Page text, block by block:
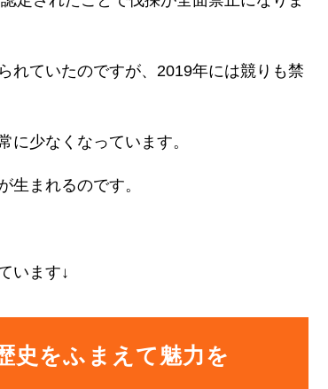
れていたのですが、2019年には競りも禁
に少なくなっています。
生まれるのです。
います↓
史をふまえて魅力を